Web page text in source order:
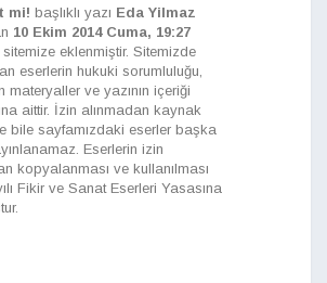
mi! başlıklı yazı Eda Yilmaz
10 Ekim 2014 Cuma, 19:27
eklenmiştir. Sitemizde
eserlerin hukuki sorumluluğu,
materyaller ve yazının içeriği
aittir. İzin alınmadan kaynak
bile sayfamızdaki eserler başka
Eserlerin izin
kopyalanması ve kullanılması
Fikir ve Sanat Eserleri Yasasına